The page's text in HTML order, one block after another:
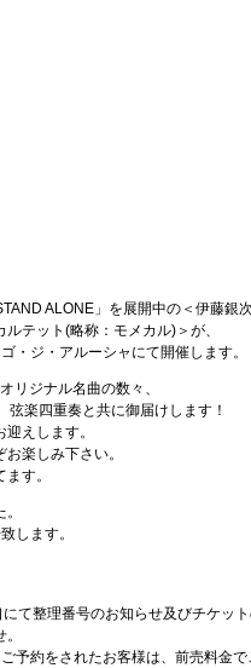
ALONE」を展開中の＜伊藤銀
テット(略称：モメカル)＞が、
・ジ・アルーシャにて開催します。
リジナル名曲の数々、
楽四重奏と共に御届けします！
えします。
楽しみ下さい。
す。
します。
て整理番号のお知らせ及びチケッ
予約をされたお客様は、前売料金